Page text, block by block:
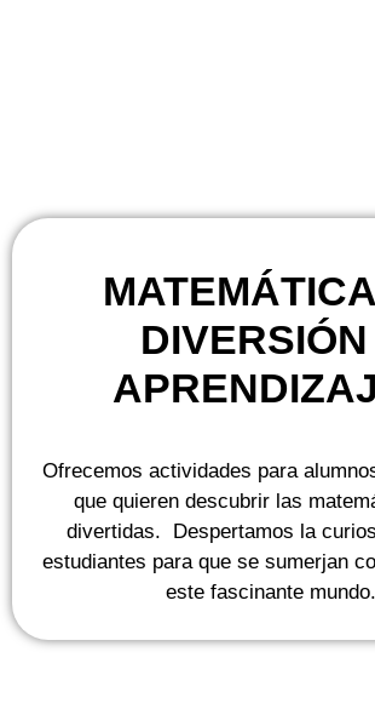
Ofrecemos actividades para
que quieren descubrir las
divertidas. Despertamos la
estudiantes para que se sumerjan
este fascinante mundo.